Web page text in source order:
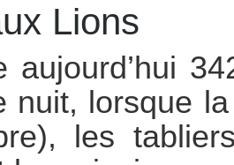
Lions
aujourd’hui
nuit, lorsque
les